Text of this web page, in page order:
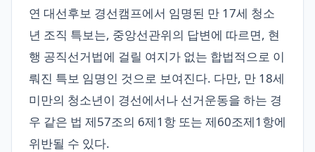
연 대선후보 경선캠프에서 임명된 만 17세 청소
년 조직 특보는, 중앙선관위의 답변에 따르면, 현
행 공직선거법에 걸릴 여지가 없는 합법적으로 이
뤄진 특보 임명인 것으로 보여진다. 다만, 만 18세
미만의 청소년이 경선에서나 선거운동을 하는 경
우 같은 법 제57조의 6제1항 또는 제60조제1항에
위반될 수 있다.